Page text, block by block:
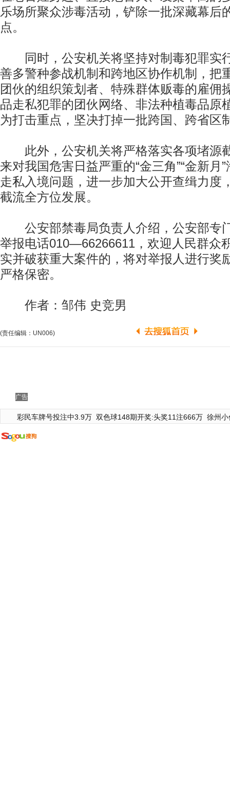
乐场所聚众涉毒活动，铲除一批深藏幕后
点。
同时，公安机关将坚持对制毒犯罪实行
善多警种参战机制和跨地区协作机制，把
团伙的组织策划者、特殊群体贩毒的雇佣
品走私犯罪的团伙网络、非法种植毒品原
为打击重点，坚决打掉一批跨国、跨省区
此外，公安机关将严格落实各项堵源
来对我国危害日益严重的“金三角”“金新月
走私入境问题，进一步加大公开查缉力度
截流全方位发展。
公安部禁毒局负责人介绍，公安部专
举报电话010—66266611，欢迎人民群众
实并破获重大案件的，将对举报人进行奖
严格保密。
作者：邹伟 史竞男
(责任编辑：UN006)
广告
彩民车牌号投注中3.9万 双色球148期开奖:头奖11注666万 徐州